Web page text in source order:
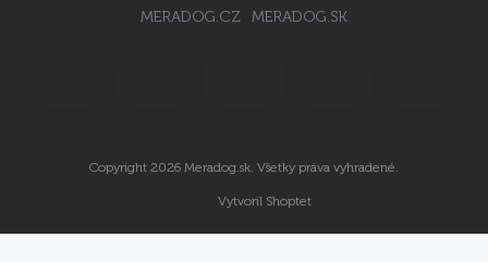
MERADOG.CZ MERADOG.SK
Vytvoril Shoptet
Copyright 2026 Meradog.sk. Všetky práva vyhradené.